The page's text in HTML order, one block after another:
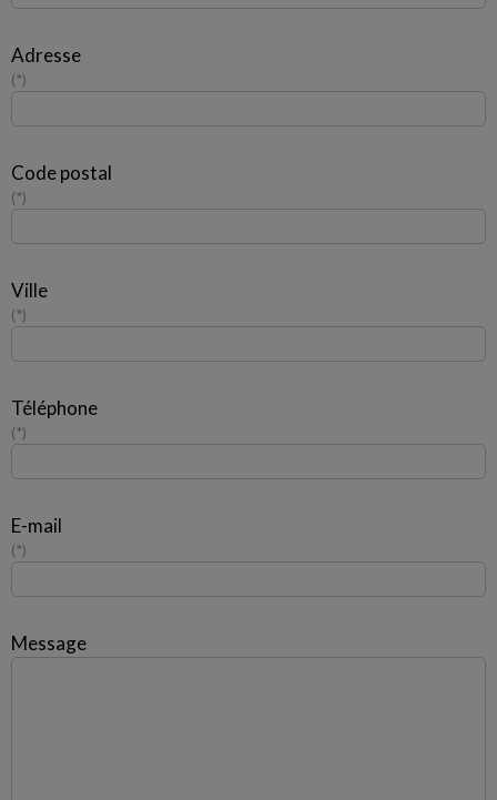
Adresse
*
Code postal
*
Ville
*
Téléphone
*
E-mail
*
Message